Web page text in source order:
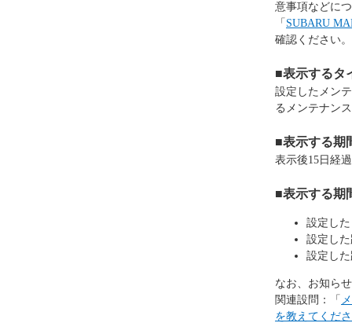
意事項などに
「 SUBARU
確認ください。
■表示するタ
設定したメン
るメンテナン
■表示する期
表示後15日経
■表示する期
設定し
設定し
設定し
なお、お知ら
関連設問：「
を教えてくだ